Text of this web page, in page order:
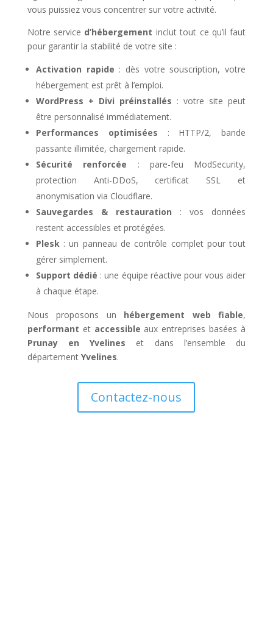
vous puissiez vous concentrer sur votre activité.
Notre service d’hébergement inclut tout ce qu’il faut
pour garantir la stabilité de votre site :
Activation rapide : dès votre souscription, votre
hébergement est prêt à l’emploi.
WordPress + Divi préinstallés : votre site peut
être personnalisé immédiatement.
Performances optimisées : HTTP/2, bande
passante illimitée, chargement rapide.
Sécurité renforcée : pare-feu ModSecurity,
protection Anti-DDoS, certificat SSL et
anonymisation via Cloudflare.
Sauvegardes & restauration : vos données
restent accessibles et protégées.
Plesk: un panneau de contrôle complet pour tout
gérer simplement.
Support dédié : une équipe réactive pour vous aider
à chaque étape.
Nous proposons un hébergement web fiable,
performant et accessible aux entreprises basées à
Prunay en Yvelines et dans l’ensemble du
département Yvelines.
Contactez-nous